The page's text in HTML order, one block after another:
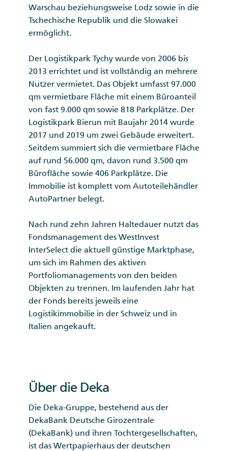
Warschau beziehungsweise Lodz sowie in die
Tschechische Republik und die Slowakei
ermöglicht.
Der Logistikpark Tychy wurde von 2006 bis
2013 errichtet und ist vollständig an mehrere
Nutzer vermietet. Das Objekt umfasst 97.000
qm vermietbare Fläche mit einem Büroanteil
von fast 9.000 qm sowie 818 Parkplätze. Der
Logistikpark Bierun mit Baujahr 2014 wurde
2017 und 2019 um zwei Gebäude erweitert.
Seitdem summiert sich die vermietbare Fläche
auf rund 56.000 qm, davon rund 3.500 qm
Bürofläche sowie 406 Parkplätze. Die
Immobilie ist komplett vom Autoteilehändler
AutoPartner belegt.
Nach rund zehn Jahren Haltedauer nutzt das
Fondsmanagement des WestInvest
InterSelect die aktuell günstige Marktphase,
um sich im Rahmen des aktiven
Portfoliomanagements von den beiden
Objekten zu trennen. Im laufenden Jahr hat
der Fonds bereits jeweils eine
Logistikimmobilie in der Schweiz und in
Italien angekauft.
Über die Deka
Die Deka-Gruppe, bestehend aus der
DekaBank Deutsche Girozentrale
(DekaBank) und ihren Tochtergesellschaften,
ist das Wertpapierhaus der deutschen